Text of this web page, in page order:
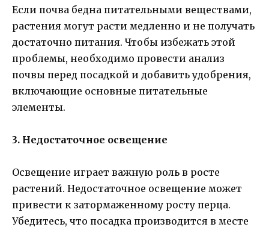
Если почва бедна питательными веществами,
растения могут расти медленно и не получать
достаточно питания. Чтобы избежать этой
проблемы, необходимо провести анализ
почвы перед посадкой и добавить удобрения,
включающие основные питательные
элементы.
3. Недостаточное освещение
Освещение играет важную роль в росте
растений. Недостаточное освещение может
привести к затормаженному росту перца.
Убедитесь, что посадка производится в месте